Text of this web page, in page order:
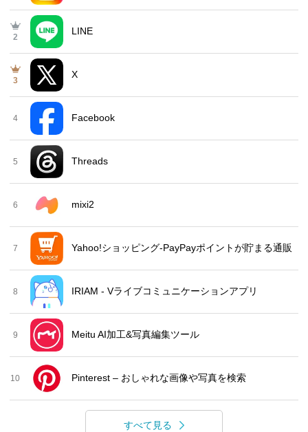
2
LINE
3
X
4 Facebook
5 Threads
6 mixi2
7 Yahoo!ショッピング-PayPayポイントが貯まる通販
8 IRIAM - Vライブコミュニケーションアプリ
9 Meitu AI加工&写真編集ツール
10 Pinterest – おしゃれな画像や写真を検索
すべて見る